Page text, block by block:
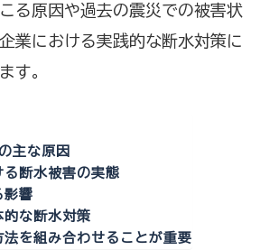
る原因や過去の震災での被害状
業における実践的な断水対策に
す。
主な原因
断水被害の実態
影響
的な断水対策
法を組み合わせることが重要